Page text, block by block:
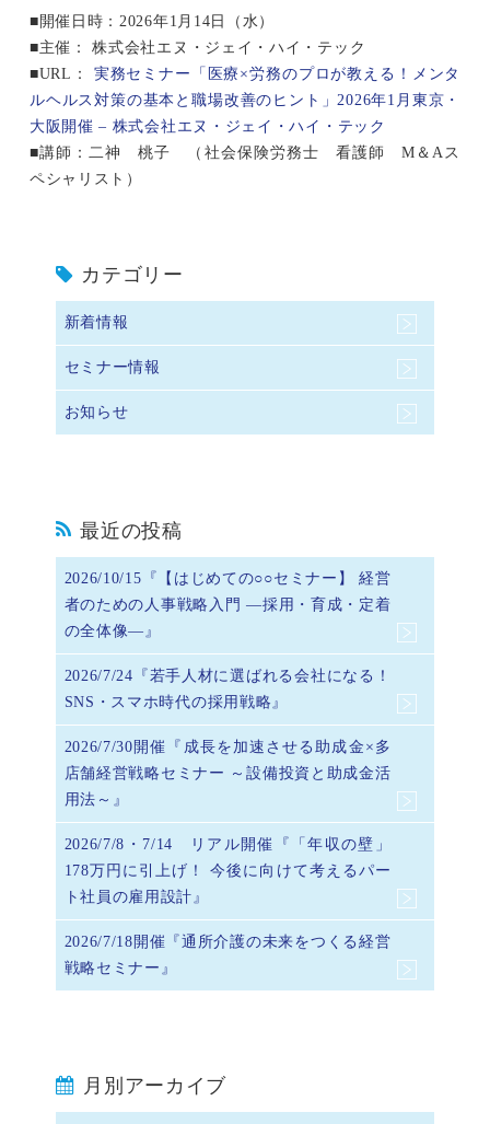
■開催日時：2026年1月14日（水）
■主催： 株式会社エヌ・ジェイ・ハイ・テック
■URL： 実務セミナー「医療×労務のプロが教える！メンタ
ルヘルス対策の基本と職場改善のヒント」2026年1月東京・
大阪開催 – 株式会社エヌ・ジェイ・ハイ・テック
■講師：二神 桃子 （社会保険労務士 看護師 M＆Aス
ペシャリスト）
カテゴリー
新着情報
セミナー情報
お知らせ
最近の投稿
2026/10/15『【はじめての○○セミナー】 経営
者のための人事戦略入門 ―採用・育成・定着
の全体像―』
2026/7/24『若手人材に選ばれる会社になる！
SNS・スマホ時代の採用戦略』
2026/7/30開催『成長を加速させる助成金×多
店舗経営戦略セミナー ～設備投資と助成金活
用法～』
2026/7/8・7/14 リアル開催『「年収の壁」
178万円に引上げ！ 今後に向けて考えるパー
ト社員の雇用設計』
2026/7/18開催『通所介護の未来をつくる経営
戦略セミナー』
月別アーカイブ